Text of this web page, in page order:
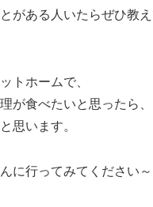
がある人いたらぜひ教
トホームで、
が食べたいと思ったら、
思います。
に行ってみてください～